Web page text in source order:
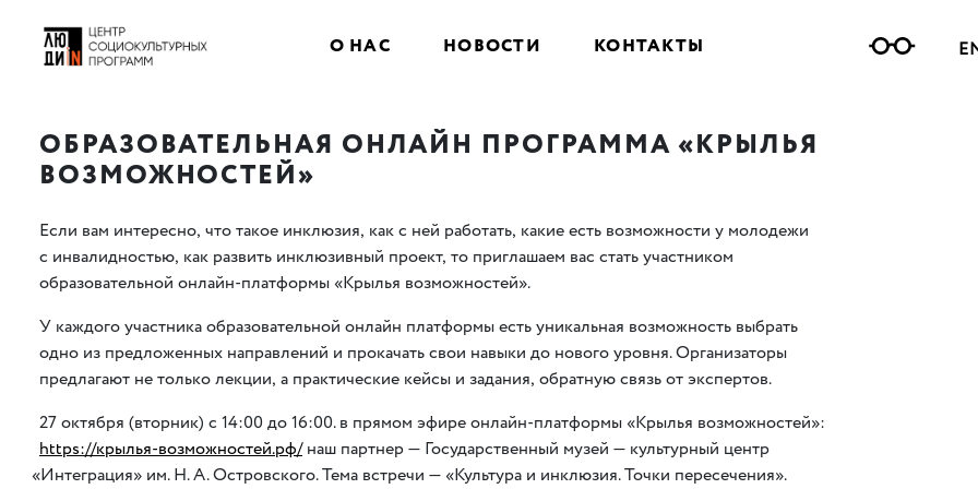
О НАС НОВОСТИ КОНТАКТЫ
ОБРАЗОВАТЕЛЬНАЯ ОНЛАЙН ПРОГРАММА «КРЫЛЬЯ
ВОЗМОЖНОСТЕЙ»
Если вам интересно, что такое инклюзия, как с ней работать, какие есть возможности у молодежи
с инвалидностью, как развить инклюзивный проект, то приглашаем вас стать участником
образовательной онлайн-платформы«Крылья возможностей».
У каждого участника образовательной онлайн платформы есть уникальная возможность выбрать
одно из предложенных направлений и прокачать свои навыки до нового уровня. Организаторы
предлагают не только лекции, а практические кейсы и задания, обратную связь от экспертов.
27 октября (вторник) с 14:00 до 16:00. в прямом эфире онлайн-платформы«Крылья возможностей»:
https://крылья-возможностей.рф/наш партнер — Государственный музей — культурный центр
«Интеграция» им.Н. А. Островского. Тема встречи — «Культура и инклюзия. Точки пересечения».